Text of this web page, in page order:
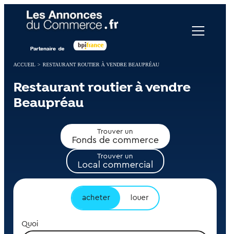
ACCUEIL > RESTAURANT ROUTIER À VENDRE BEAUPRÉAU
Restaurant routier à vendre
Beaupréau
Trouver un
Fonds de commerce
Trouver un
Local commercial
acheter louer
Quoi
Panneau de gestion des cookies